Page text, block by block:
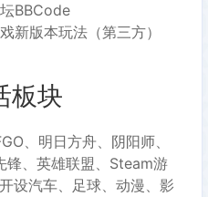
BBCode
新版本玩法（第三方）
板块
、明日方舟、阴阳师、
、英雄联盟、Steam游
设汽车、足球、动漫、影